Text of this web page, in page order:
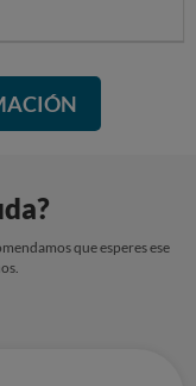
que esperes ese